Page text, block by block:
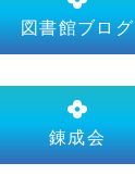
図書館ブログ
錬成会